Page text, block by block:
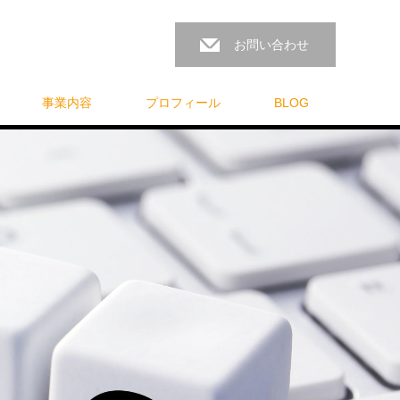
お問い合わせ
事業内容 プロフィール BLOG